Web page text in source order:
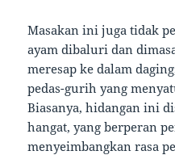
Masakan ini juga tidak
ayam dibaluri dan
meresap ke dalam
pedas-gurih yang
Biasanya, hidangan ini
hangat, yang berperan
menyeimbangkan rasa